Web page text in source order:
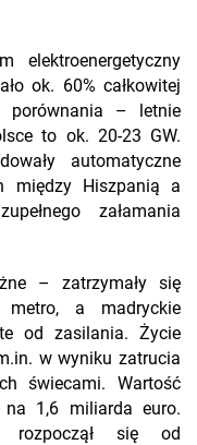
elektroenergetyczny
ok. 60% całkowitej
porównania – letnie
to ok. 20-23 GW.
automatyczne
między Hiszpanią a
załamania
– zatrzymały się
metro, a madryckie
od zasilania. Życie
w wyniku zatrucia
świecami. Wartość
na 1,6 miliarda euro.
rozpoczął się od